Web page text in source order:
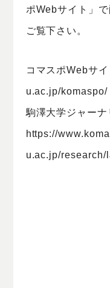
ポWebサイト」
ご覧下さい。
コマスポWebサ
u.ac.jp/komaspo/
駒澤大学ジャー
https://
u.ac.jp/research/